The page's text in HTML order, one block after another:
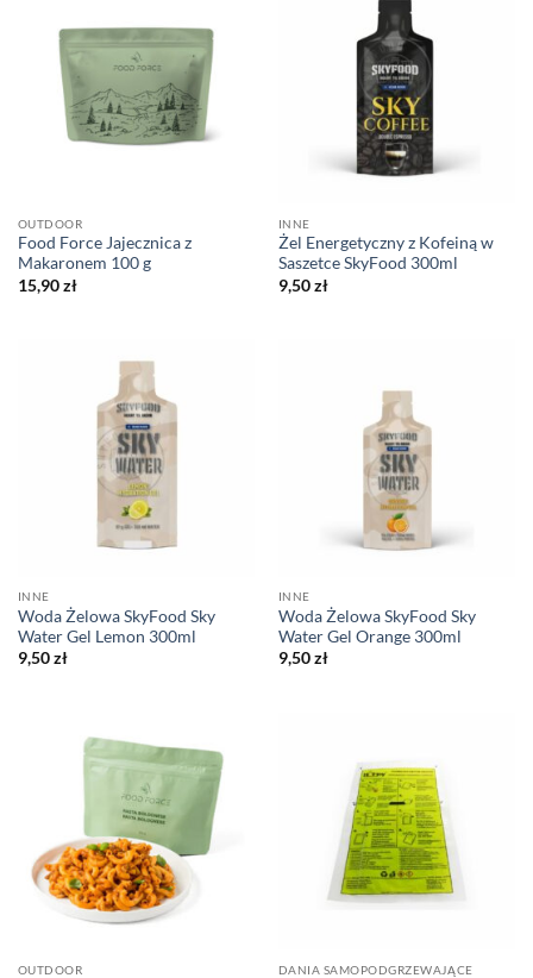
OUTDOOR
Food Force Jajecznica z
Makaronem 100 g
15,90zł
INNE
Żel Energetyczny z Kofeiną w
Saszetce SkyFood 300ml
9,50zł
INNE
Woda Żelowa SkyFood Sky
Water Gel Lemon 300ml
9,50zł
INNE
Woda Żelowa SkyFood Sky
Water Gel Orange 300ml
9,50zł
OUTDOOR DANIA SAMOPODGRZEWAJĄCE